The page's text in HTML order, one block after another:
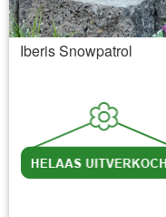
Iberis Snowpatrol